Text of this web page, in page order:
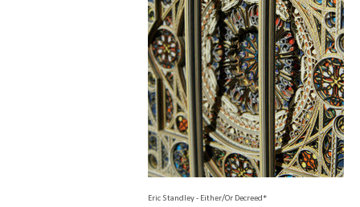
Eric Standley - Either/Or Decreed*